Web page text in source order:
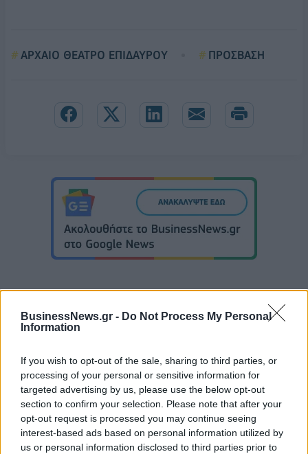
BusinessNews.gr - Do Not Process My Personal
Information
If you wish to opt-out of the sale, sharing to third parties, or
processing of your personal or sensitive information for
targeted advertising by us, please use the below opt-out
section to confirm your selection. Please note that after your
opt-out request is processed you may continue seeing
interest-based ads based on personal information utilized by
us or personal information disclosed to third parties prior to
ΑΡΧΑΙΟ ΘΕΑΤΡΟ ΕΠΙΔΑΥΡΟΥ ΠΡΟΣΒΑΣΗ
EuroLeague: Οι ενθουσιώδεις πρωτοεμφανιζόμενοι
Ευρωπαϊκό Κορασίδων Β'
Κατηγορίας: Πρεμιέρα με νίκη
για Δανία και Ισλανδία - Το
πανόραμα
Β.Σ. Καρούλιας: Τζίρος 98,7
εκατ. ευρώ και αύξηση κερδών
57% - Τα νέα στοιχήματα σε
low & non alcohol